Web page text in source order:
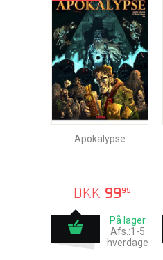
Apokalypse
DKK 9995
På lager
Afs.:1-5
hverdage